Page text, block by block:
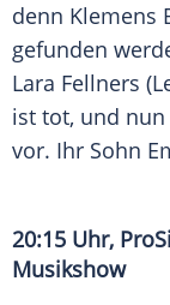
denn Klemens
gefunden
Lara Fellners (
ist tot, und
vor. Ihr Sohn
20:15 Uhr,
Musikshow